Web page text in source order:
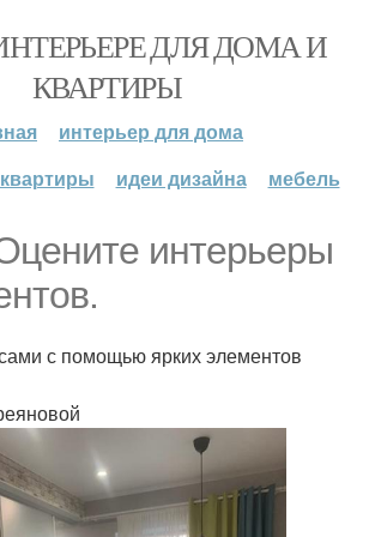
ДЛЯ ДОМА И
КВАРТИРЫ
интерьер для дома
идеи дизайна мебель
интерьеры
с помощью ярких элементов